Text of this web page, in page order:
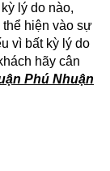
lý do nào,
hiện vào sự
vì bất kỳ lý do
hãy cân
Phú Nhuận